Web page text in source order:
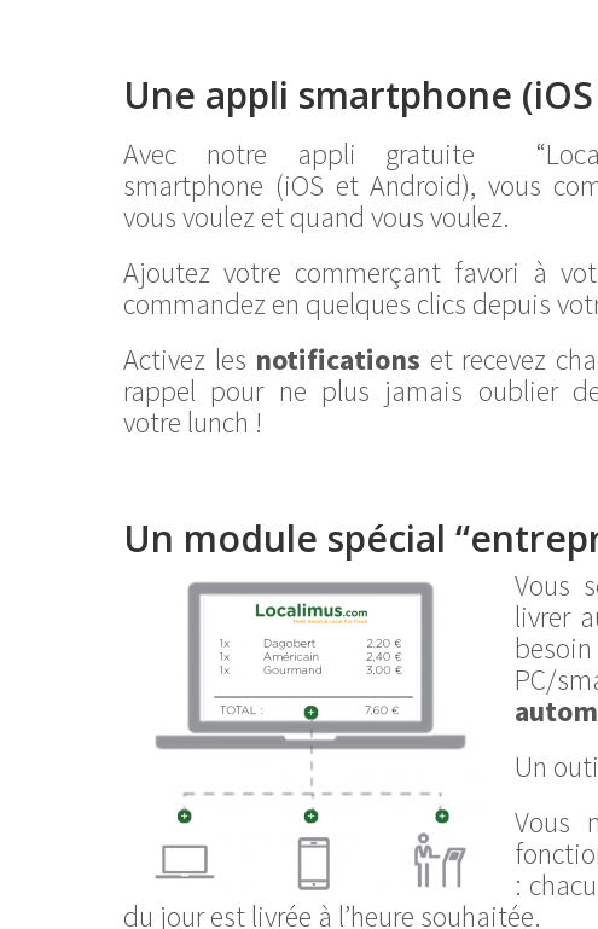
Une appli smartphone
Avec notre appli gratuite
smartphone (iOS et Android), vous
vous voulez et quand vous voulez.
Ajoutez votre commerçant favori à
commandez en quelques clics depuis
Activez les notifications et recevez
rappel pour ne plus jamais oublier
votre lunch !
Un module spécial
Vous
livrer
PC/
Un
Vous
:
du jour est livrée à l’heure souhaitée.